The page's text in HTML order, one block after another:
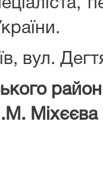
вул.